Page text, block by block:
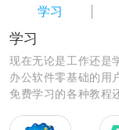
学习
学习
现在无论是工作还是
办公软件零基础的用
免费学习的各种教程